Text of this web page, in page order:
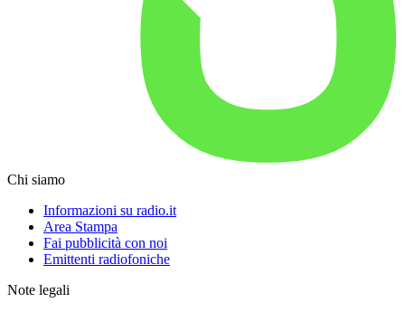
Chi siamo
Informazioni su radio.it
Area Stampa
Fai pubblicità con noi
Emittenti radiofoniche
Note legali